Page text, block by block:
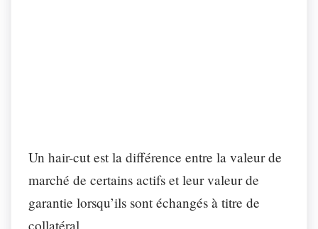
Un hair-cut est la différence entre la valeur de
marché de certains actifs et leur valeur de
garantie lorsqu’ils sont échangés à titre de
collatéral.